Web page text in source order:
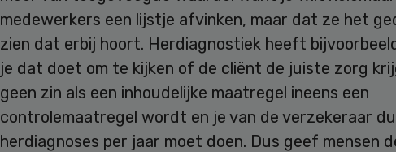
medewerkers een lijstje afvinken, maar dat ze het
zien dat erbij hoort. Herdiagnostiek heeft
je dat doet om te kijken of de cliënt de juiste zorg
geen zin als een inhoudelijke maatregel ineens een
controlemaatregel wordt en je van de verzekeraar
herdiagnoses per jaar moet doen. Dus geef mensen